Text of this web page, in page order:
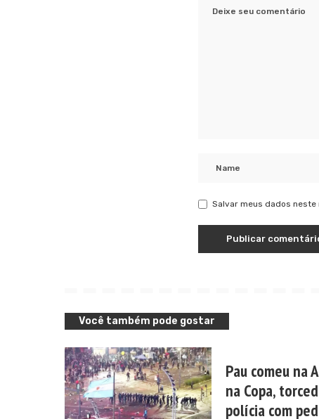
Salvar meus dados neste
Você também pode gostar
Pau comeu na
na Copa,
polícia com